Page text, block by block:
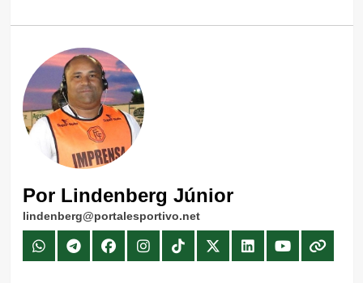
Por Lindenberg Júnior
lindenberg@portalesportivo.net